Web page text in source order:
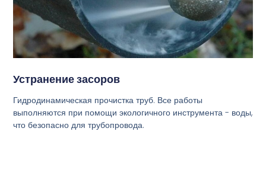
Устранение засоров
Гидродинамическая прочистка труб. Все работы
выполняются при помощи экологичного инструмента - воды,
что безопасно для трубопровода.